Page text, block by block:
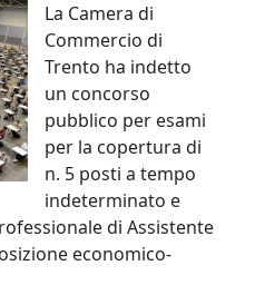
La Camera di
Commercio di
Trento ha indetto
un concorso
pubblico per esami
per la copertura di
n. 5 posti a tempo
indeterminato e
di Assistente
economico-